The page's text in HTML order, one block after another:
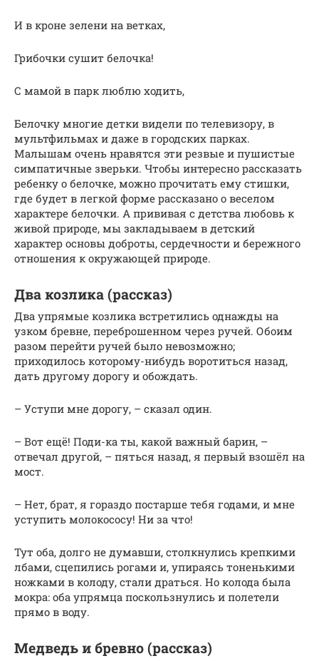
И в кроне зелени на ветках,
Грибочки сушит белочка!
С мамой в парк люблю ходить,
Белочку многие детки видели по телевизору, в
мультфильмах и даже в городских парках.
Малышам очень нравятся эти резвые и пушистые
симпатичные зверьки. Чтобы интересно рассказать
ребенку о белочке, можно прочитать ему стишки,
где будет в легкой форме рассказано о веселом
характере белочки. А прививая с детства любовь к
живой природе, мы закладываем в детский
характер основы доброты, сердечности и бережного
отношения к окружающей природе.
Два козлика (рассказ)
Два упрямые козлика встретились однажды на
узком бревне, переброшенном через ручей. Обоим
разом перейти ручей было невозможно;
приходилось которому-нибудь воротиться назад,
дать другому дорогу и обождать.
– Уступи мне дорогу, – сказал один.
– Вот ещё! Поди-ка ты, какой важный барин, –
отвечал другой, – пяться назад, я первый взошёл на
мост.
– Нет, брат, я гораздо постарше тебя годами, и мне
уступить молокососу! Ни за что!
Тут оба, долго не думавши, столкнулись крепкими
лбами, сцепились рогами и, упираясь тоненькими
ножками в колоду, стали драться. Но колода была
мокра: оба упрямца поскользнулись и полетели
прямо в воду.
Медведь и бревно (рассказ)